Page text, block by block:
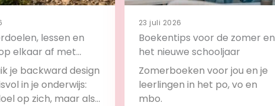
lessen en
elkaar af met
design
je backward design
in je onderwijs:
op zich, maar als
23 juli 2026
Boekentips voor de zomer en
het nieuwe schooljaar
Zomerboeken voor jou en je
leerlingen in het po, vo en
mbo.